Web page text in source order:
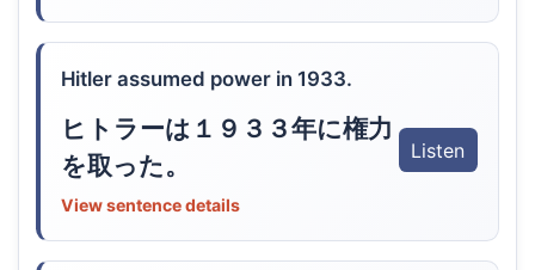
Hitler assumed power in 1933.
ヒトラーは１９３３年に権力
を取った。
Listen
View sentence details